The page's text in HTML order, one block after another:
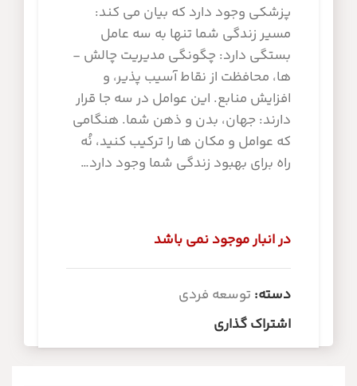
پزشکی وجود دارد که بیان می­ کند:
مسیر زندگی شما تنها به سه عامل
بستگی دارد: چگونگی مدیریت چالش ­
ها، محافظت از نقاط آسیب ­پذیر، و
افزایش منابع. این عوامل در سه جا قرار
دارند: جهان، بدن و ذهن شما. هنگامی
که عوامل و مکان ­ها را ترکیب کنید، نُه
راه برای بهبود زندگی شما وجود دارد
در انبار موجود نمی باشد
دسته: توسعه فردی
اشتراک گذاری